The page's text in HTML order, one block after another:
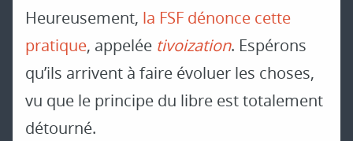
Heureusement, la FSF dénonce cette
pratique, appelée tivoization. Espérons
qu’ils arrivent à faire évoluer les choses,
vu que le principe du libre est totalement
détourné.